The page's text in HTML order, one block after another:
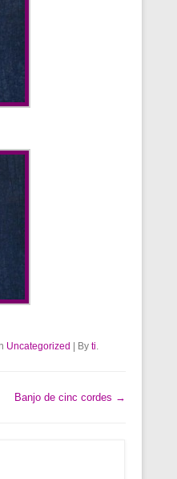
Uncategorized By ti.
Banjo de cinc cordes →